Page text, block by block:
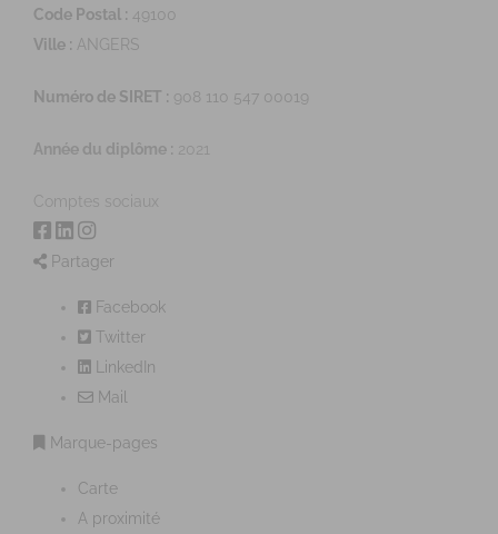
Code Postal : 49100
Ville : ANGERS
Numéro de SIRET : 908 110 547 00019
Année du diplôme : 2021
Comptes sociaux
Partager
Facebook
Twitter
LinkedIn
Mail
Marque-pages
Carte
A proximité